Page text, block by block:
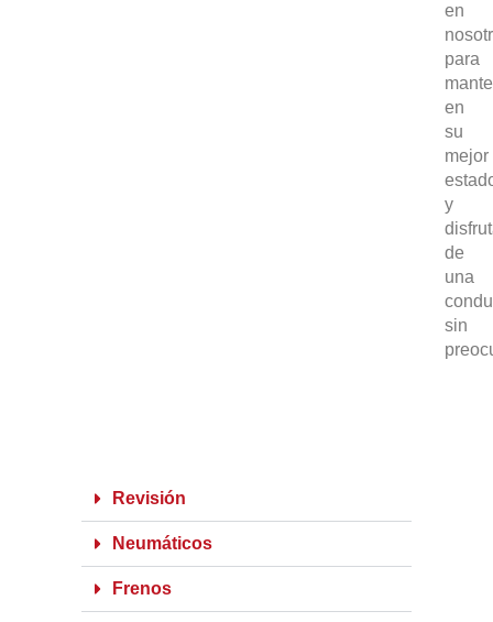
en
para
en
su
mejor
y
de
una
sin
Revisión
Neumáticos
Frenos
POSTVENTA
Manuales y catálogos
CONTACTO